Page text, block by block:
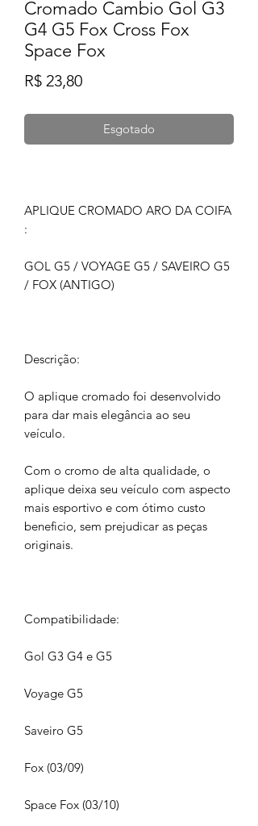
Cromado Cambio Gol G3
G4 G5 Fox Cross Fox
Space Fox
R$ 23,80Preço
Esgotado
APLIQUE CROMADO ARO DA COIFA
:
GOL G5 / VOYAGE G5 / SAVEIRO G5
/ FOX (ANTIGO)
Descrição:
O aplique cromado foi desenvolvido
para dar mais elegância ao seu
veículo.
Com o cromo de alta qualidade, o
aplique deixa seu veículo com aspecto
mais esportivo e com ótimo custo
beneficio, sem prejudicar as peças
originais.
Compatibilidade:
Gol G3 G4 e G5
Voyage G5
Saveiro G5
Fox (03/09)
Space Fox (03/10)